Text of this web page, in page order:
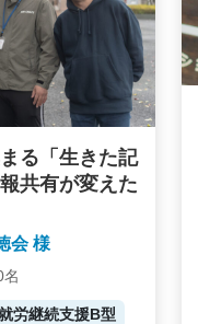
る「生きた記
共有が変えた
会 様
労継続支援B型